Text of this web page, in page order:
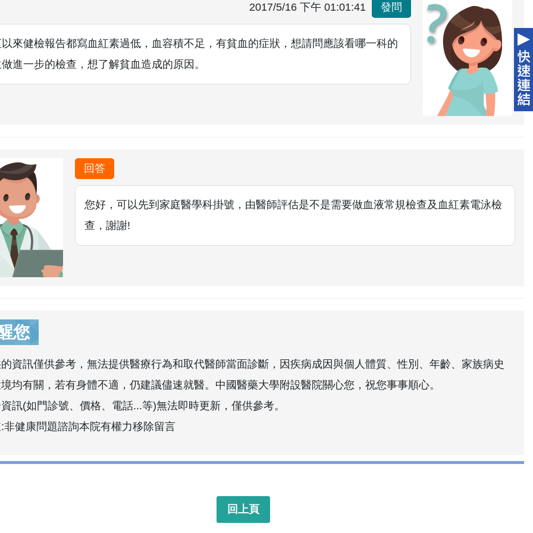
發問
2017/5/16 下午 01:01:41
來健檢報告都寫血紅素過低，血容積不足，有貧血的症狀，想請問應該看哪一科的
進一步的檢查，想了解貧血造成的原因。
回答
您好，可以先到家庭醫學科掛號，由醫師評估是不是需要做血液常規檢查及血紅素電泳檢
查，謝謝!
您
資訊僅供參考，無法提供醫療行為和取代醫師當面診斷，因疾病成因與個人體質、性別、年齡、家族病史
均有關，若有身體不適，仍建議儘速就醫。中國醫藥大學附設醫院關心您，祝您事事順心。
訊(如門診號、價格、電話...等)無法即時更新，僅供參考。
非健康問題諮詢本院有權力移除留言
回上頁